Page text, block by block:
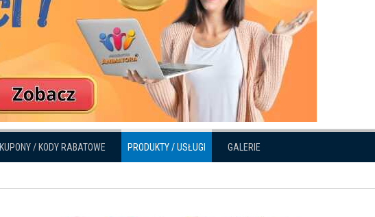
KUPONY / KODY RABATOWE PRODUKTY / USŁUGI GALERIE